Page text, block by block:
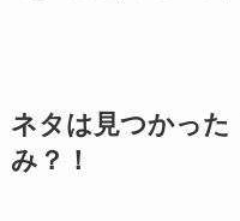
ネタは見つかった
み？！